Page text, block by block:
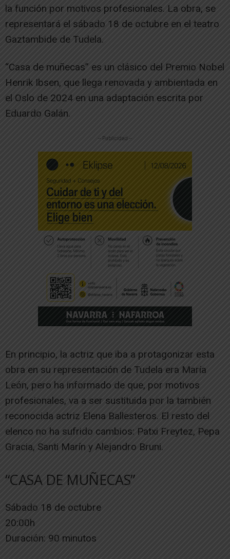
la función por motivos profesionales. La obra, se
representará el sábado 18 de octubre en el teatro
Gaztambide de Tudela.
“Casa de muñecas” es un clásico del Premio Nobel
Henrik Ibsen, que llega renovada y ambientada en
el Oslo de 2024 en una adaptación escrita por
Eduardo Galán.
-- Publicidad --
En principio, la actriz que iba a protagonizar esta
obra en su representación de Tudela era María
León, pero ha informado de que, por motivos
profesionales, va a ser sustituida por la también
reconocida actriz Elena Ballesteros. El resto del
elenco no ha sufrido cambios: Patxi Freytez, Pepa
Gracia, Santi Marín y Alejandro Bruni.
“CASA DE MUÑECAS”
Sábado 18 de octubre
20:00h
Duración: 90 minutos